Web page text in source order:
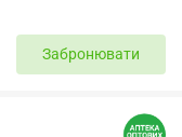
Забронювати